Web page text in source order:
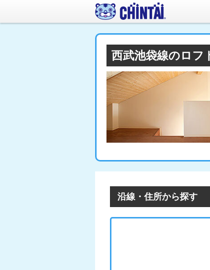
西武池袋線のロフ
沿線・住所から探す